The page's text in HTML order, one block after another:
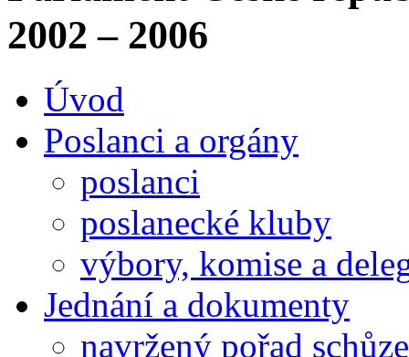
2002 – 2006
Úvod
Poslanci a orgány
poslanci
poslanecké kluby
výbory, komise a
Jednání a dokumenty
navržený pořad schůze